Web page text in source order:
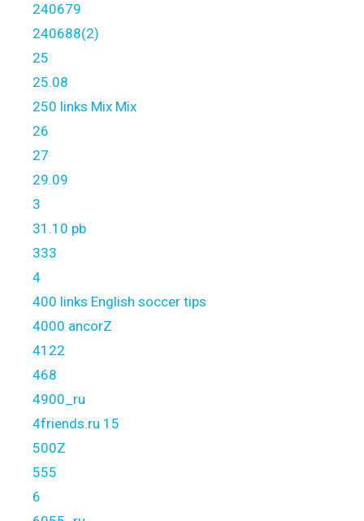
240679
240688(2)
25
25.08
250 links Mix Mix
26
27
29.09
3
31.10 pb
333
4
400 links English soccer tips
4000 ancorZ
4122
468
4900_ru
4friends.ru 15
500Z
555
6